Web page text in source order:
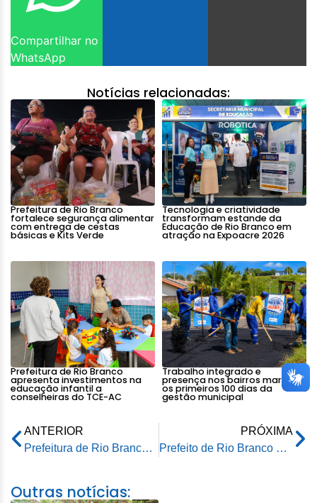
Compartilhar no
WhatsApp
Notícias relacionadas:
Prefeitura de Rio Branco
fortalece segurança alimentar
com entrega de cestas
básicas e Kits Verde
Tecnologia e criatividade
transformam estande da
Educação de Rio Branco em
atração na Expoacre 2026
Prefeitura de Rio Branco
apresenta investimentos na
educação infantil a
conselheiras do TCE-AC
Trabalho integrado e
presença nos bairros marcam
os primeiros 100 dias da
gestão municipal
ANTERIOR
Prefeitura de Rio Branco realiza abertura da II edição dos Jogos Estudantis da Rede Municipal
PRÓXIMA
Prefeito de Rio Branco participa da solenidade em comemoração aos 203 anos da Independência do Brasil
Outras notícias: